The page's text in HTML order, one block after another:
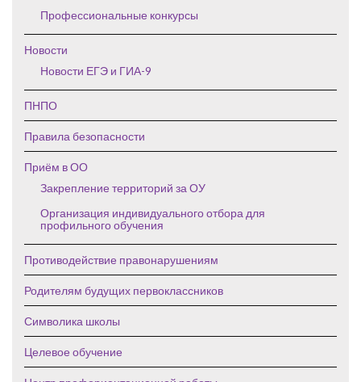
Профессиональные конкурсы
Новости
Новости ЕГЭ и ГИА-9
ПНПО
Правила безопасности
Приём в ОО
Закрепление территорий за ОУ
Организация индивидуального отбора для
профильного обучения
Противодействие правонарушениям
Родителям будущих первоклассников
Символика школы
Целевое обучение